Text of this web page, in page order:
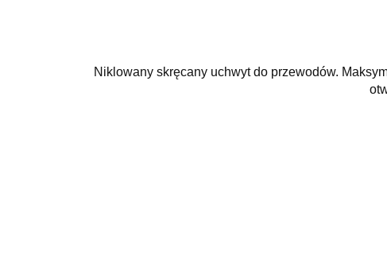
Niklowany skręcany uchwyt do przewodów.